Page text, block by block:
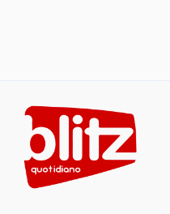
content